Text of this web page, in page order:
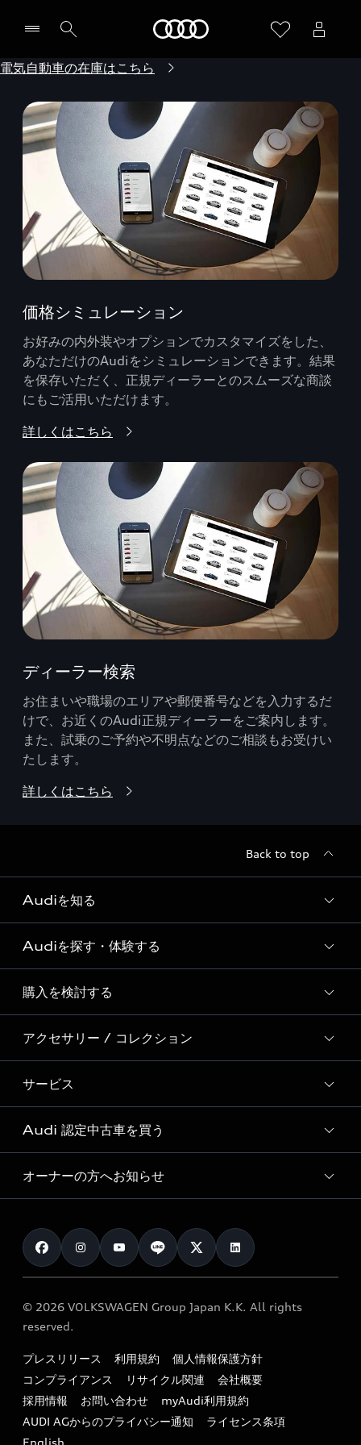
電気自動車の在庫はこちら
価格シミュレーション
お好みの内外装やオプションでカスタマイズをした、
あなただけのAudiをシミュレーションできます。結果
を保存いただく、正規ディーラーとのスムーズな商談
にもご活用いただけます。
詳しくはこちら
ディーラー検索
お住まいや職場のエリアや郵便番号などを入力するだ
けで、お近くのAudi正規ディーラーをご案内します。
また、試乗のご予約や不明点などのご相談もお受けい
たします。
詳しくはこちら
Back to top
Audiを知る
Audi ブランド
Story of Progress
Audi Sport
Formula 1®
デジタルサービス
Audiを探す・体験する
ディーラー検索
新車在庫検索
試乗車・展示車検索
見積り依頼
試乗予約
購入を検討する
モデル一覧
特別仕様モデル / 限定モデル
e-tronラインアップ
価格シミュレーション
車両比較
カタログ一覧
アクセサリー / コレクション
純正アクセサリー
オンラインショップ
Audi collection
アウディナビアプリ
サービス
サービス入庫予約
サービスプログラム
メンテナンス
車検 / 定期点検
e-tronアフターサポート
myAudi
Audi 認定中古車を買う
Audi認定中古車
クオリティ
保証
メンテナンス
ファイナンス
キャンペーン / イベント
買取査定
オーナーの方へお知らせ
お知らせ
オーナー様向けキャンペーン
特定整備適用車一覧
リサイクル法
よくある質問（FAQ）
© 2026 VOLKSWAGEN Group Japan K.K. All rights
reserved.
プレスリリース 利用規約
個人情報保護方針
コンプライアンス
リサイクル関連
会社概要
採用情報
お問い合わせ
myAudi利用規約
AUDI AGからのプライバシー通知
ライセンス条項
English